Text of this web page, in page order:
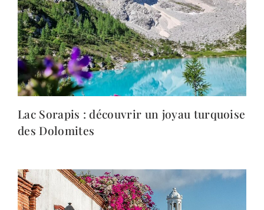
Lac Sorapis : découvrir un joyau turquoise
des Dolomites